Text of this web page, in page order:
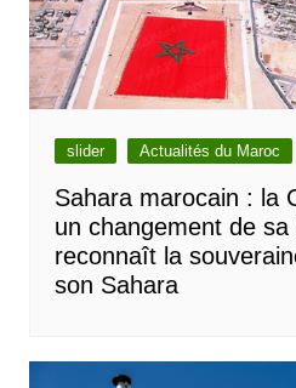
slider Actualités du Maroc
Sahara marocain : la
un changement de
reconnaît la
son Sahara